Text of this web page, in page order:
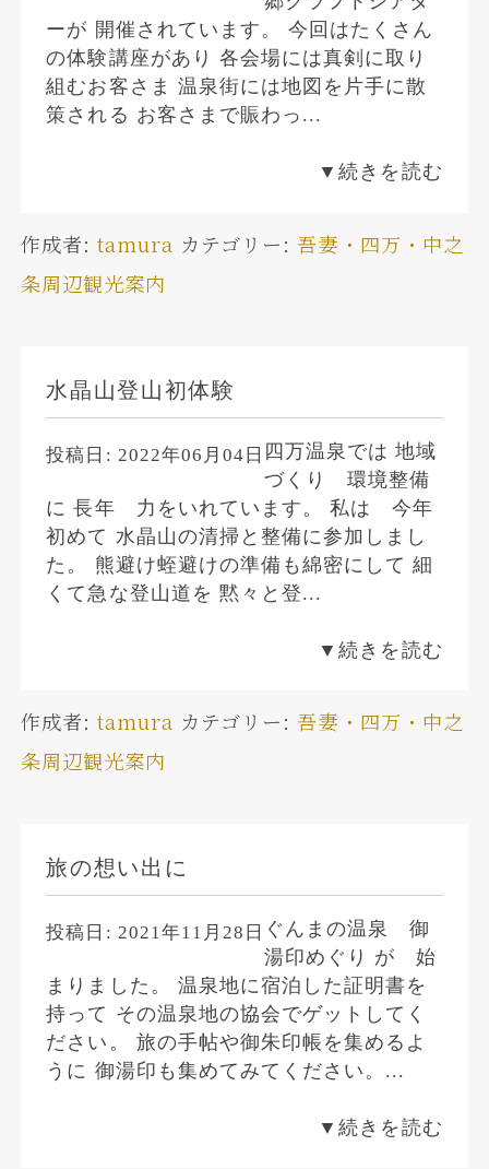
ーが 開催されています。 今回はたくさん
の体験講座があり 各会場には真剣に取り
組むお客さま 温泉街には地図を片手に散
策される お客さまで賑わっ...
▼続きを読む
作成者: tamura カテゴリー:吾妻・四万・中之
条周辺観光案内
水晶山登山初体験
投稿日: 2022年06月04日 四万温泉では 地域
づくり 環境整備
に 長年 力をいれています。 私は 今年
初めて 水晶山の清掃と整備に参加しまし
た。 熊避け蛭避けの準備も綿密にして 細
くて急な登山道を 黙々と登...
▼続きを読む
作成者: tamura カテゴリー:吾妻・四万・中之
条周辺観光案内
旅の想い出に
投稿日: 2021年11月28日 ぐんまの温泉 御
湯印めぐり が 始
まりました。 温泉地に宿泊した証明書を
持って その温泉地の協会でゲットしてく
ださい。 旅の手帖や御朱印帳を集めるよ
うに 御湯印も集めてみてください。...
▼続きを読む